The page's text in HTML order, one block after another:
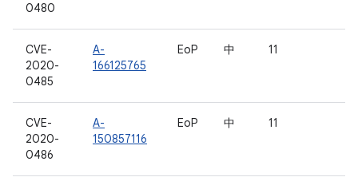
0480
CVE-
2020-
0485
A-
166125765
EoP 中 11
CVE-
2020-
0486
A-
150857116
EoP 中 11